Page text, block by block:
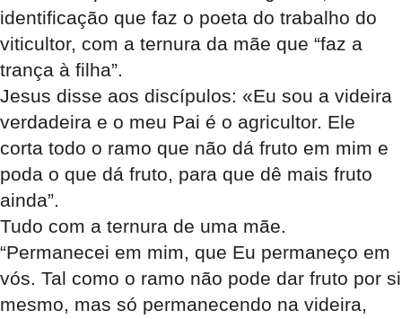
identificação que faz o poeta do trabalho do
viticultor, com a ternura da mãe que “faz a
trança à filha”.
Jesus disse aos discípulos: «Eu sou a videira
verdadeira e o meu Pai é o agricultor. Ele
corta todo o ramo que não dá fruto em mim e
poda o que dá fruto, para que dê mais fruto
ainda”.
Tudo com a ternura de uma mãe.
“Permanecei em mim, que Eu permaneço em
vós. Tal como o ramo não pode dar fruto por si
mesmo, mas só permanecendo na videira,